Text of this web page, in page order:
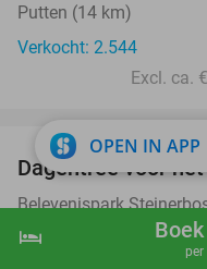
shopping_cart
hotel
Putten (14 km)
Verkocht: 2.544
Excl. ca.
Dagentree voor
Belevenispark
Stein
OPEN IN APP